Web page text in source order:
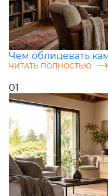
Чем облицевать
ЧИТАТЬ ПОЛНОСТЬЮ
01